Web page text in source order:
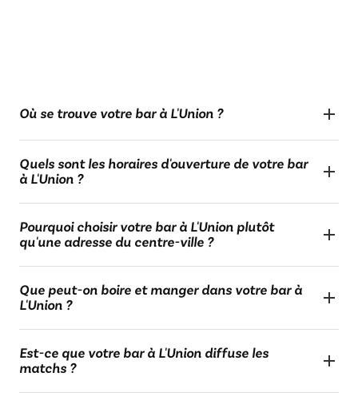
Où se trouve votre bar à L'Union ?
Quels sont les horaires d'ouverture de votre bar
à L'Union ?
Pourquoi choisir votre bar à L'Union plutôt
qu'une adresse du centre-ville ?
Que peut-on boire et manger dans votre bar à
L'Union ?
Est-ce que votre bar à L'Union diffuse les
matchs ?